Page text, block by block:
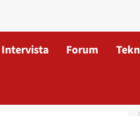
Intervista Forum